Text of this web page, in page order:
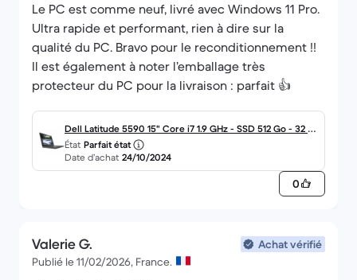
Le PC est comme neuf, livré avec Windows 11 Pro.
Ultra rapide et performant, rien à dire sur la
qualité du PC. Bravo pour le reconditionnement !!
Il est également à noter l’emballage très
protecteur du PC pour la livraison : parfait 👍
Dell Latitude 5590 15" Core i7 1.9 GHz - SSD 512 Go - 32 G
o AZERTY - Français
État Parfait état
Date d’achat 24/10/2024
0
Valerie G.
Achat vérifié
Publié le 11/02/2026, France.